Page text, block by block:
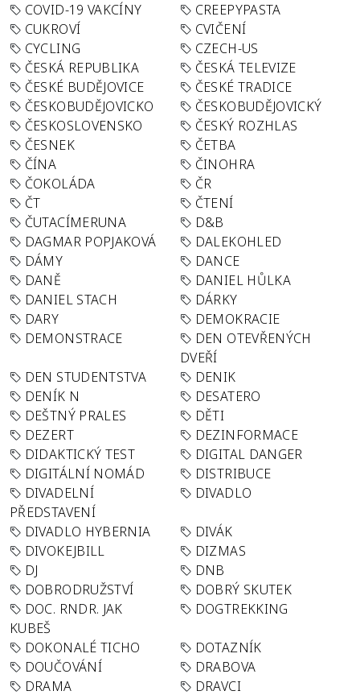
COVID-19 VAKCÍNY
CREEPYPASTA
CUKROVÍ
CVIČENÍ
CYCLING
CZECH-US
ČESKÁ REPUBLIKA
ČESKÁ TELEVIZE
ČESKÉ BUDĚJOVICE
ČESKÉ TRADICE
ČESKOBUDĚJOVICKO
ČESKOBUDĚJOVICKÝ
ČESKOSLOVENSKO
ČESKÝ ROZHLAS
ČESNEK
ČETBA
ČÍNA
ČINOHRA
ČOKOLÁDA
ČR
ČT
ČTENÍ
ČUTACÍMERUNA
D&B
DAGMAR POPJAKOVÁ
DALEKOHLED
DÁMY
DANCE
DANĚ
DANIEL HŮLKA
DANIEL STACH
DÁRKY
DARY
DEMOKRACIE
DEMONSTRACE
DEN OTEVŘENÝCH
DVEŘÍ
DEN STUDENTSTVA
DENIK
DENÍK N
DESATERO
DEŠTNÝ PRALES
DĚTI
DEZERT
DEZINFORMACE
DIDAKTICKÝ TEST
DIGITAL DANGER
DIGITÁLNÍ NOMÁD
DISTRIBUCE
DIVADELNÍ
PŘEDSTAVENÍ
DIVADLO
DIVADLO HYBERNIA
DIVÁK
DIVOKEJBILL
DIZMAS
DJ
DNB
DOBRODRUŽSTVÍ
DOBRÝ SKUTEK
DOC. RNDR. JAK
KUBEŠ
DOGTREKKING
DOKONALÉ TICHO
DOTAZNÍK
DOUČOVÁNÍ
DRABOVA
DRAMA
DRAVCI